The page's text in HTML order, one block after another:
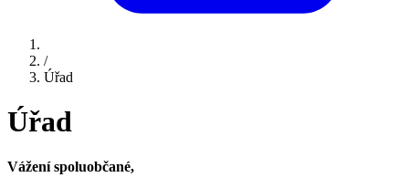
/
Úřad
Úřad
Vážení spoluobčané,